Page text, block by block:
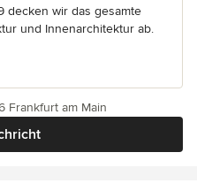
decken wir das gesamte
und Innenarchitektur ab.
Frankfurt am Main